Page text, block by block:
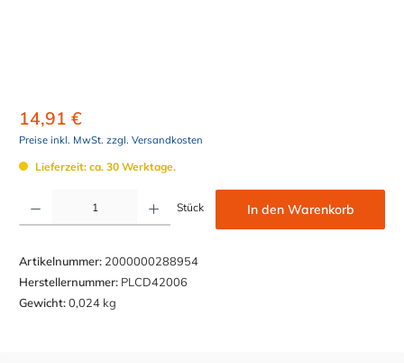
14,91 €
Preise inkl. MwSt. zzgl. Versandkosten
Lieferzeit: ca. 30 Werktage.
Stück In den Warenkorb
Artikelnummer: 2000000288954
Herstellernummer: PLCD42006
Gewicht:0,024 kg